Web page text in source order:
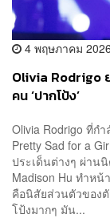
4 พฤษภาคม 2026
Olivia Rodrigo
คน ‘ปากโป้ง’
Olivia Rodrigo ที่ก
Pretty Sad for a
ประเด็นต่างๆ ผ่าน
Madison Hu ทำหน้
คือนิสัยส่วนตัวของ
โป้งมากๆ มัน...